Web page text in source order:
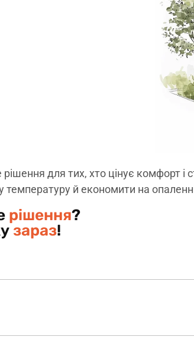
для тих, хто цінує комфорт і
температуру й економити на
рішення?
зараз!